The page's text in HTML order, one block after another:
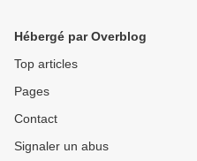
Hébergé par Overblog
Top articles
Pages
Contact
Signaler un abus